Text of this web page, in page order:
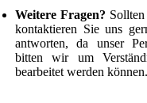
Weitere Fragen?
kontaktieren Sie uns
antworten, da unser
bitten wir um
bearbeitet werden können.